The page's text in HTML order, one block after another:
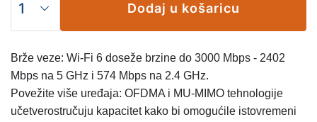
Brže veze: Wi-Fi 6 doseže brzine do 3000 Mbps - 2402
Mbps na 5 GHz i 574 Mbps na 2.4 GHz.
Povežite više uređaja: OFDMA i MU-MIMO tehnologije
učetverostručuju kapacitet kako bi omogućile istovremeni
Dodaj u košaricu